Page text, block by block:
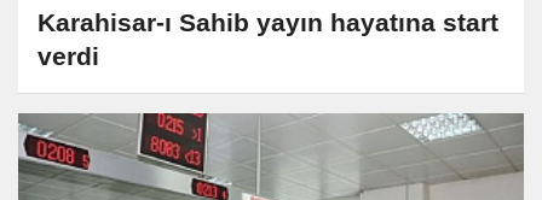
Karahisar-ı Sahib yayın hayatına start
verdi